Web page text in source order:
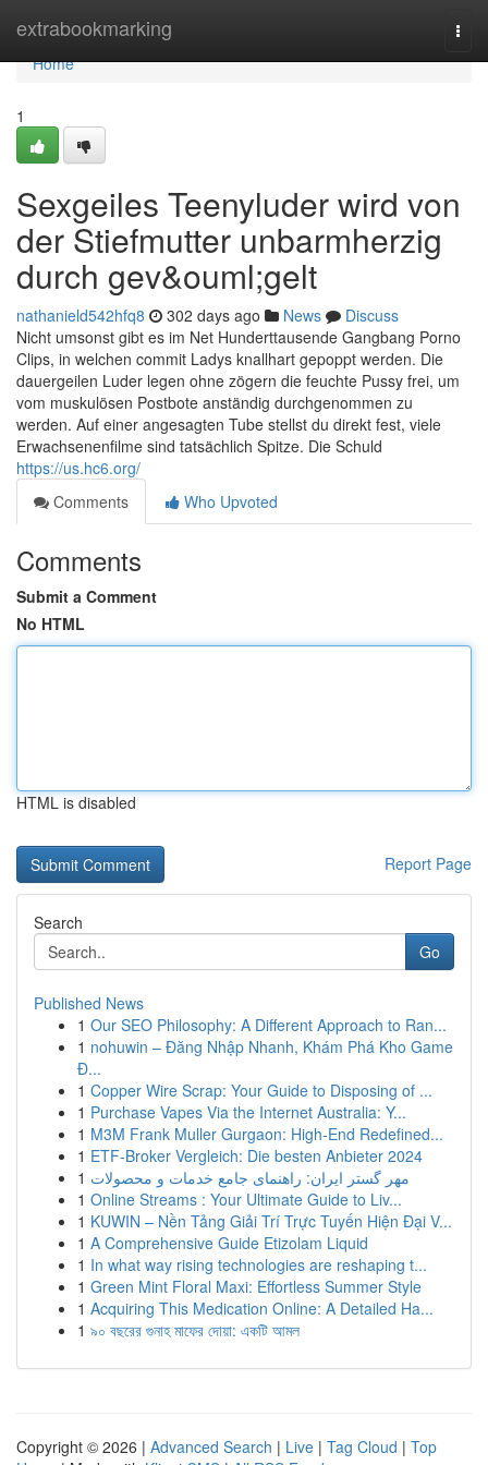
extrabookmarking
Home
Home
1
Sexgeiles Teenyluder wird von
der Stiefmutter unbarmherzig
durch gev&ouml;gelt
nathanield542hfq8 302 days ago News
Discuss
Nicht umsonst gibt es im Net Hunderttausende Gangbang Porno
Clips, in welchen commit Ladys knallhart gepoppt werden. Die
dauergeilen Luder legen ohne zögern die feuchte Pussy frei, um
vom muskulösen Postbote anständig durchgenommen zu
werden. Auf einer angesagten Tube stellst du direkt fest, viele
Erwachsenenfilme sind tatsächlich Spitze. Die Schuld
https://us.hc6.org/
Comments
Who Upvoted
Comments
Submit a Comment
No HTML
HTML is disabled
Report Page
Search
Go
Published News
1 Our SEO Philosophy: A Different Approach to Ran...
1 nohuwin – Đăng Nhập Nhanh, Khám Phá Kho Game
Đ...
1 Copper Wire Scrap: Your Guide to Disposing of ...
1 Purchase Vapes Via the Internet Australia: Y...
1 M3M Frank Muller Gurgaon: High-End Redefined...
1 ETF-Broker Vergleich: Die besten Anbieter 2024
1 مهر گستر ایران: راهنمای جامع خدمات و محصولات
1 Online Streams : Your Ultimate Guide to Liv...
1 KUWIN – Nền Tảng Giải Trí Trực Tuyến Hiện Đại V...
1 A Comprehensive Guide Etizolam Liquid
1 In what way rising technologies are reshaping t...
1 Green Mint Floral Maxi: Effortless Summer Style
1 Acquiring This Medication Online: A Detailed Ha...
1 ৯০ বছরের গুনাহ মাফের দোয়া: একটি আমল
Copyright © 2026 | Advanced Search | Live | Tag Cloud | Top